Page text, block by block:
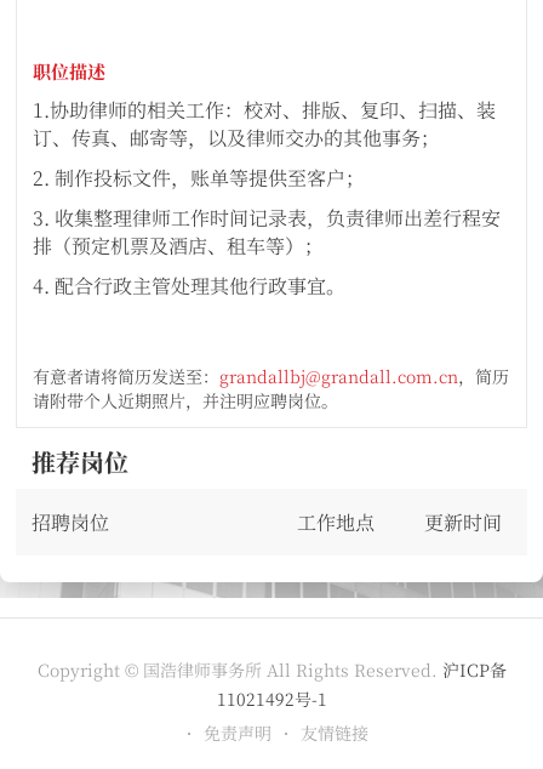
职位描述
1.协助律师的相关工作：校对、排版、复印、扫描、装
订、传真、邮寄等，以及律师交办的其他事务；
2. 制作投标文件，账单等提供至客户；
3. 收集整理律师工作时间记录表，负责律师出差行程安
排（预定机票及酒店、租车等）；
4. 配合行政主管处理其他行政事宜。
有意者请将简历发送至： grandallbj@grandall.com.cn，简历
请附带个人近期照片，并注明应聘岗位。
推荐岗位
招聘岗位 工作地点 更新时间
Copyright © 国浩律师事务所 All Rights Reserved. 沪ICP备
11021492号-1
免责声明
友情链接